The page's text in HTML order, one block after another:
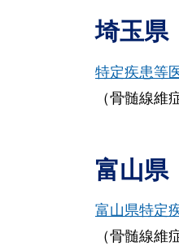
埼玉県
特定疾患等
（骨髄線
富山県
富山県特定
（骨髄線